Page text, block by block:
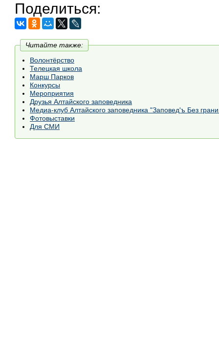
Поделиться:
Читайте также:
Волонтёрство
Телецкая школа
Марш Парков
Конкурсы
Мероприятия
Друзья Алтайского заповедника
Медиа-клуб Алтайского заповедника "Заповед'ъ Без
Фотовыставки
Для СМИ